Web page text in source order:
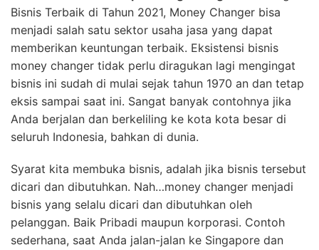
Bisnis Terbaik di Tahun 2021, Money Changer bisa
menjadi salah satu sektor usaha jasa yang dapat
memberikan keuntungan terbaik. Eksistensi bisnis
money changer tidak perlu diragukan lagi mengingat
bisnis ini sudah di mulai sejak tahun 1970 an dan tetap
eksis sampai saat ini. Sangat banyak contohnya jika
Anda berjalan dan berkeliling ke kota kota besar di
seluruh Indonesia, bahkan di dunia.
Syarat kita membuka bisnis, adalah jika bisnis tersebut
dicari dan dibutuhkan. Nah…money changer menjadi
bisnis yang selalu dicari dan dibutuhkan oleh
pelanggan. Baik Pribadi maupun korporasi. Contoh
sederhana, saat Anda jalan-jalan ke Singapore dan